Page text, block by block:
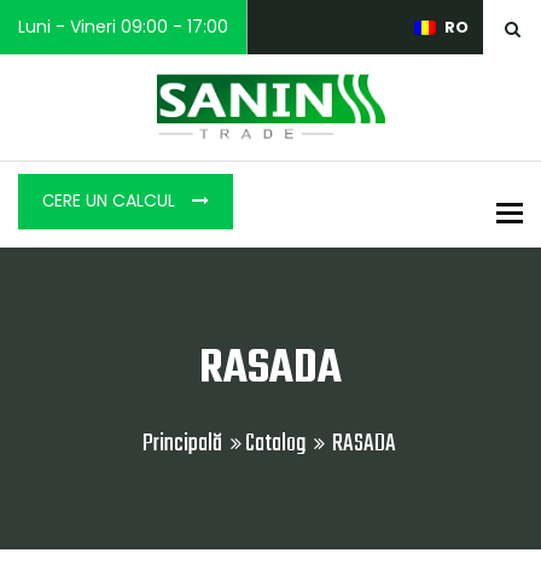
Luni - Vineri 09:00 - 17:00 RO
СERE UN CALCUL
RASADA
Principală Catalog RASADA